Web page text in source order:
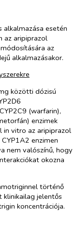
esetén
az aripiprazol
az
alkalmazásakor.
közötti dózisú
(warfarin),
enzimek
in vitro az aripiprazol
enzimen
nem valószínű, hogy
okozna
történő
jelentős
koncentrációja.